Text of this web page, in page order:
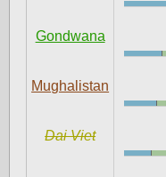
Gondwana
Mughalistan
Dai Viet